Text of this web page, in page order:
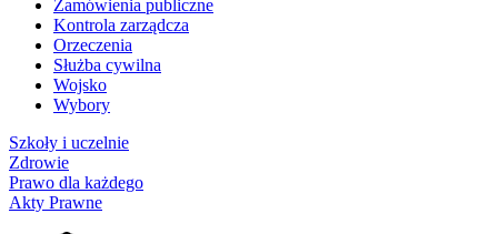
Zamówienia publiczne
Kontrola zarządcza
Orzeczenia
Służba cywilna
Wojsko
Wybory
Szkoły i uczelnie
Zdrowie
Prawo dla każdego
Akty Prawne